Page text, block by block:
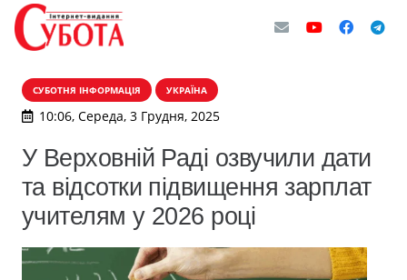
СУБОТНЯ ІНФОРМАЦІЯ УКРАЇНА
10:06, Середа, 3 Грудня, 2025
У Верховній Раді озвучили дати
та відсотки підвищення зарплат
учителям у 2026 році